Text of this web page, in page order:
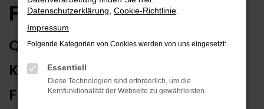
Freudenstadt
QUALITÄT MIT AUSRUFEZEICHEN:
KIA NEUWAGEN FÜR
FREUDENSTADT
Datenschutzerklärung Cookie-Richtlinie
Impressum
Folgende Kategorien von Cookies werden von uns eingesetzt:
Essentiell
Diese Technologien sind erforderlich, um die
Kernfunktionalität der Webseite zu gewährleisten.